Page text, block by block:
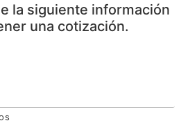
la siguiente información
una cotización.